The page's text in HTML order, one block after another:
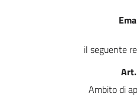
il seguente
Ambito di